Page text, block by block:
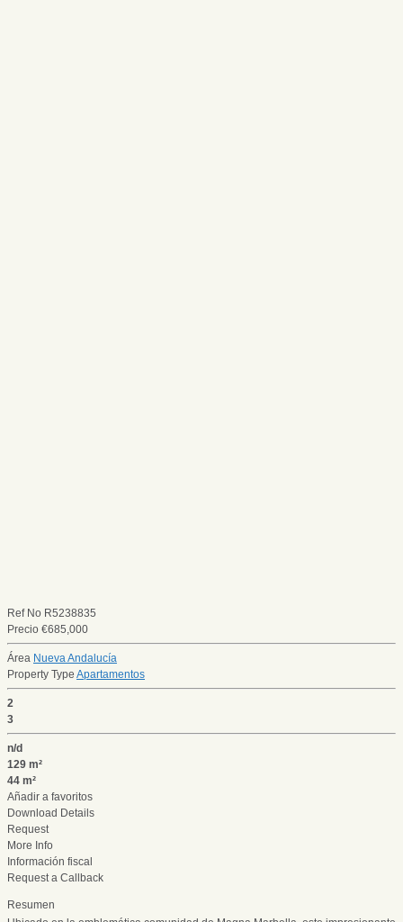
Ref No R5238835
Precio €685,000
Área Nueva Andalucía
Property Type Apartamentos
2
3
n/d
129 m²
44 m²
Añadir a favoritos
Download Details
Request
More Info
Información fiscal
Request a Callback
Resumen